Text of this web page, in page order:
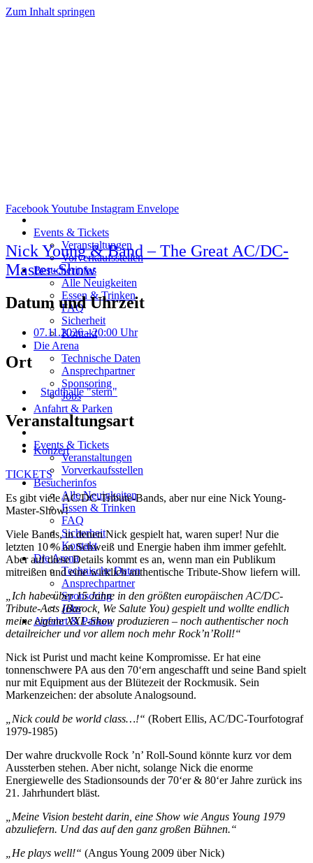
Zum Inhalt springen
Events & Tickets
Veranstaltungen
Vorverkaufsstellen
Besucherinfos
Alle Neuigkeiten
Essen & Trinken
FAQ
Sicherheit
Kontakt
Die Arena
Technische Daten
Ansprechpartner
Sponsoring
Jobs
Anfahrt & Parken
Events & Tickets
Veranstaltungen
Vorverkaufsstellen
Besucherinfos
Alle Neuigkeiten
Essen & Trinken
FAQ
Sicherheit
Kontakt
Die Arena
Technische Daten
Ansprechpartner
Sponsoring
Jobs
Anfahrt & Parken
FacebookYoutube Instagram Envelope
Nick Young & Band – The Great AC/DC-
Master-Show
Datum und Uhrzeit
07.11.2026- 20:00 Uhr
Ort
Stadthalle "stern"
Veranstaltungsart
Konzert
TICKETS
Es gibt viele AC/DC-Tribute-Bands, aber nur eine Nick Young-
Master-Show!
Viele Bands, in denen Nick gespielt hat, waren super! Nur die
letzten 10 % an Schweiß und Energie haben ihm immer gefehlt.
Aber auf diese Details kommt es an, wenn man ein Publikum
mitreißen und eine wirklich authentische Tribute-Show liefern will.
„Ich habe über 15 Jahre in den größten europäischen AC/DC-
Tribute-Acts (Barock, We Salute You) gespielt und wollte endlich
meine eigene XXL-Show produzieren – noch authentischer noch
detailreicher und vor allem noch mehr Rock’n’Roll!“
Nick ist Purist und macht keine Kompromisse. Er hat eine
tonnenschwere PA aus den 70‘ern angeschafft und seine Band spielt
nur mit Equipment aus der Blütezeit der Rockmusik. Sein
Markenzeichen: der absolute Analogsound.
„Nick could be world class…!“ (Robert Ellis, AC/DC-Tourfotograf
1979-1985)
Der wahre druckvolle Rock ’n’ Roll-Sound könnte kurz vor dem
Aussterben stehen. Aber nicht, solange Nick die enorme
Energiewelle des Stadionsounds der 70‘er & 80‘er Jahre zurück ins
21. Jahrhundert bläst.
„Meine Vision besteht darin, eine Show wie Angus Young 1979
abzuliefern. Und das auf den ganz großen Bühnen.“
„He plays well!“ (Angus Young 2009 über Nick)